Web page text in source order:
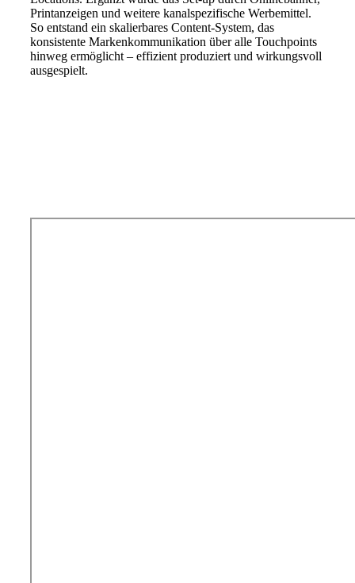
Printanzeigen und weitere kanalspezifische Werbemittel.
So entstand ein skalierbares Content-System, das
konsistente Markenkommunikation über alle Touchpoints
hinweg ermöglicht – effizient produziert und wirkungsvoll
ausgespielt.